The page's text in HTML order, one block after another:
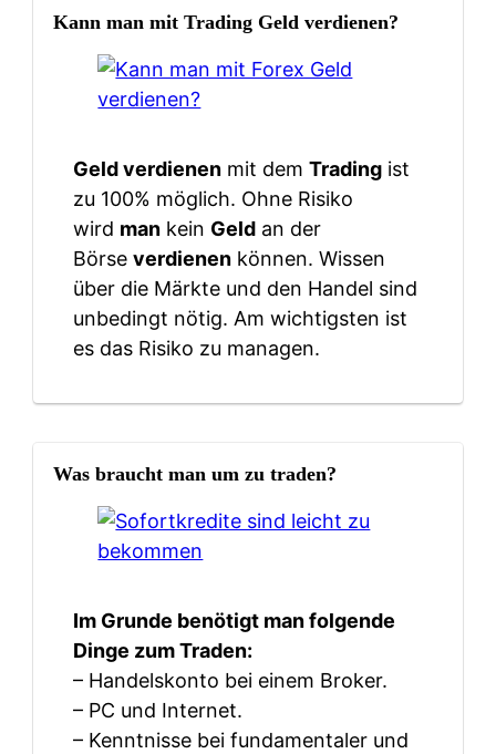
Kann man mit Trading Geld verdienen?
Geld verdienen mit demTrading ist
zu 100% möglich. Ohne Risiko
wird man kein Geld an der
Börseverdienen können. Wissen
über die Märkte und den Handel sind
unbedingt nötig. Am wichtigsten ist
es das Risiko zu managen.
Was braucht man um zu traden?
Im Grunde benötigt man folgende
Dinge zum Traden:
– Handelskonto bei einem Broker.
– PC und Internet.
– Kenntnisse bei fundamentaler und